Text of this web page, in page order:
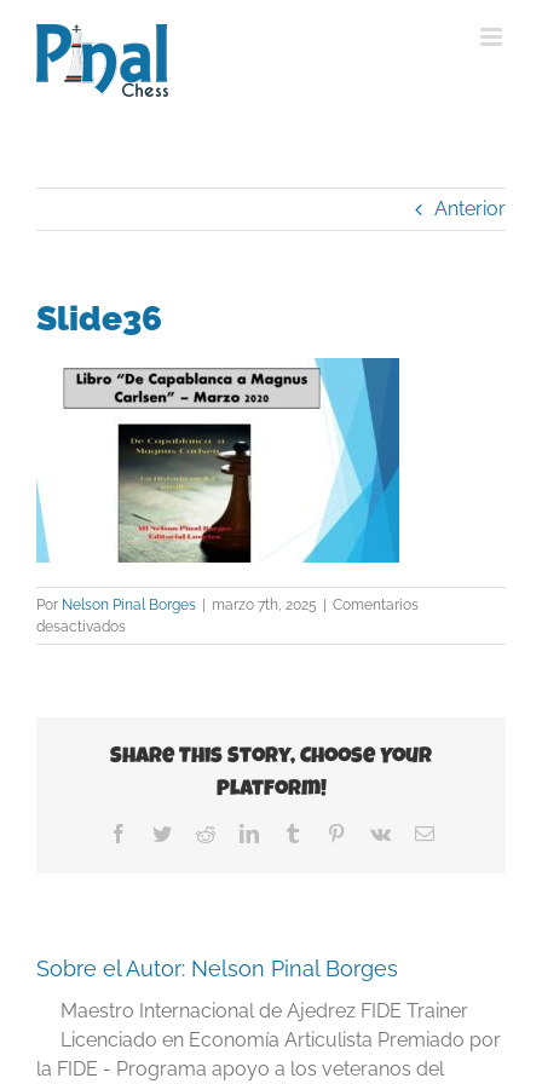
contenido
Anterior
Slide36
Por Nelson Pinal Borges | marzo 7th, 2025 | Comentarios
desactivadosen
Slide36
Share This Story, Choose Your
Platform!
Facebook
TwitterRedditLinkedInTumblr Pinterest
Vk
Correo
Sobre el Autor: Nelson Pinal Borges
Maestro Internacional de Ajedrez FIDE Trainer
Licenciado en Economía Articulista Premiado por
la FIDE - Programa apoyo a los veteranos del